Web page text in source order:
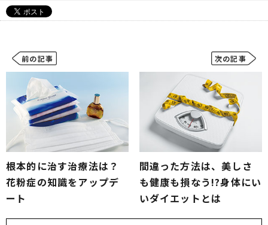
前の記事
根本的に治す治療法は？
花粉症の知識をアップデ
ート
次の記事
間違った方法は、美しさ
も健康も損なう!?身体にい
いダイエットとは